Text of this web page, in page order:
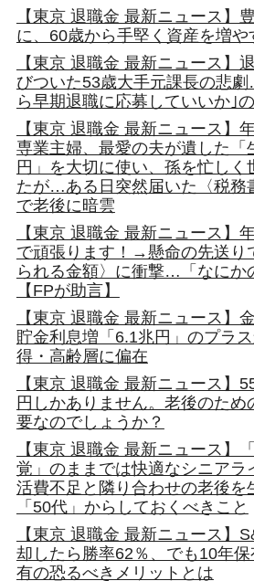
【東京 退職金 最新ニュース】
に、60歳から手堅く資産を増や
【東京 退職金 最新ニュース】
びついた53歳大手元課長の悲
ら早期退職に応募していいか｣
【東京 退職金 最新ニュース】
専業主婦、最愛の夫が遺した「
円」を大切に使い、孫を忙しく
たが…ある日突然届いた〈税務
で老後に暗雲
【東京 退職金 最新ニュース】
で頑張ります！→懸命の先送り
られる金額〉に衝撃…「なにか
【FPが助言】
【東京 退職金 最新ニュース】
貯金利息増「6.1兆円」のプラ
得・高齢層に偏在
【東京 退職金 最新ニュース】
円しかありません。老後のため
要なのでしょうか？
【東京 退職金 最新ニュース】
覚」のままでは快適なシニア
活費不足と隣り合わせの老後を
「50代」からしておくべきこと
【東京 退職金 最新ニュース】
却したら勝率62％、でも10年
有の恐るべきメリットとは